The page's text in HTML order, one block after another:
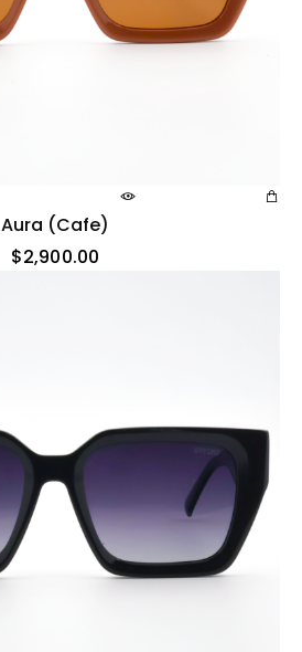
Aura (cafe)
$2,900.00